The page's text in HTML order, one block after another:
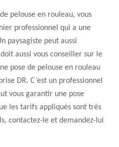
pelouse en rouleau, vous
professionnel qui a une
paysagiste peut aussi
aussi vous conseiller sur le
pose de pelouse en rouleau
DR. C’est un professionnel
vous garantir une pose
les tarifs appliqués sont très
contactez-le et demandez-lui